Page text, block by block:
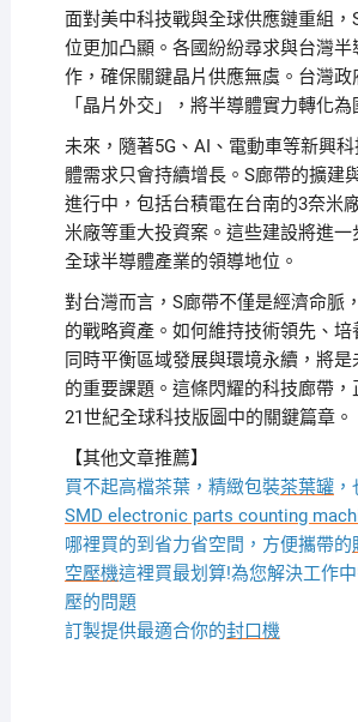
面對美中科技戰與全球供應鏈重組，
位更加凸顯。各國紛紛尋求與台灣半
作，確保關鍵晶片供應無虞。台灣政
「晶片外交」，將半導體實力轉化為
未來，隨著5G、AI、電動車等新興
體需求只會持續增長。S廊帶的擴建
進行中，包括台積電在台南的3奈米
米廠等重大投資案。這些建設將進一
全球半導體產業的領導地位。
對台灣而言，S廊帶不僅是經濟命脈
的戰略資產。如何維持技術領先、培
同時平衡區域發展與環境永續，將
的重要課題。這條閃耀的科技廊帶，
21世紀全球科技版圖中的關鍵篇章。
【其他文章推薦】
買不起高檔茶葉，精緻包裝茶葉罐，
SMD electronic parts counting
哪裡買的到省力省空間，方便攜帶的
空壓機這裡買最划算!為您解決工作
壓的問題
訂製提供最適合你的封口機